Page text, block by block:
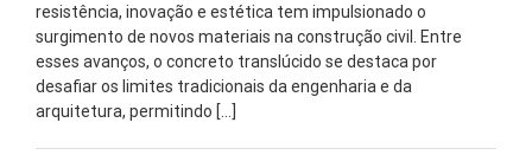
resistência, inovação e estética tem impulsionado o
surgimento de novos materiais na construção civil. Entre
esses avanços, o concreto translúcido se destaca por
desafiar os limites tradicionais da engenharia e da
arquitetura, permitindo [...]